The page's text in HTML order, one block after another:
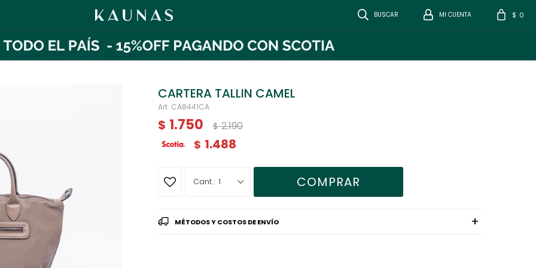
$ 0
CARTERA TALLIN CAMEL
CA8441CA
$ 1.750 $ 2.190
$ 1.488
1 COMPRAR
MÉTODOS Y COSTOS DE ENVÍO